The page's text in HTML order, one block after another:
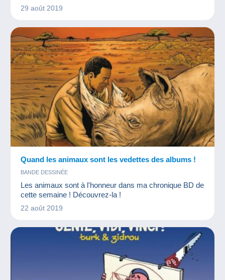
29 août 2019
Quand les animaux sont les vedettes des albums !
BANDE DESSINÉE
Les animaux sont à l'honneur dans ma chronique BD de
cette semaine ! Découvrez-la !
22 août 2019